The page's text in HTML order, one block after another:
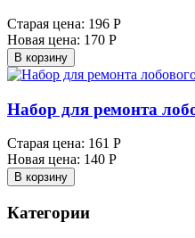
Старая цена: 196 Р
Новая цена: 170 Р
В корзину
Набор для ремонта
Старая цена: 161 Р
Новая цена: 140 Р
В корзину
Категории